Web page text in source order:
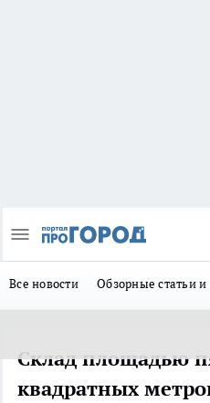
Все новости Обзорные статьи
Склад площадью
квадратных